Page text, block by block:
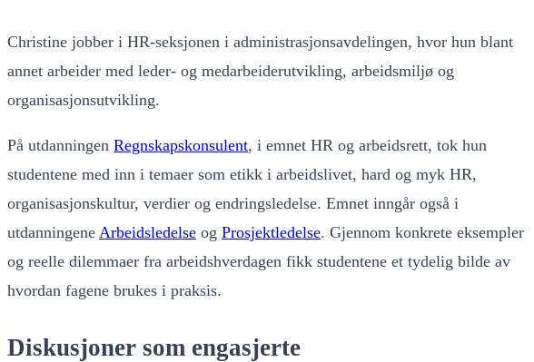
Christine jobber i HR-seksjonen i administrasjonsavdelingen, hvor hun blant
annet arbeider med leder- og medarbeiderutvikling, arbeidsmiljø og
organisasjonsutvikling.
På utdanningen Regnskapskonsulent, i emnet HR og arbeidsrett, tok hun
studentene med inn i temaer som etikk i arbeidslivet, hard og myk HR,
organisasjonskultur, verdier og endringsledelse. Emnet inngår også i
utdanningene Arbeidsledelse og Prosjektledelse. Gjennom konkrete eksempler
og reelle dilemmaer fra arbeidshverdagen fikk studentene et tydelig bilde av
hvordan fagene brukes i praksis.
Diskusjoner som engasjerte